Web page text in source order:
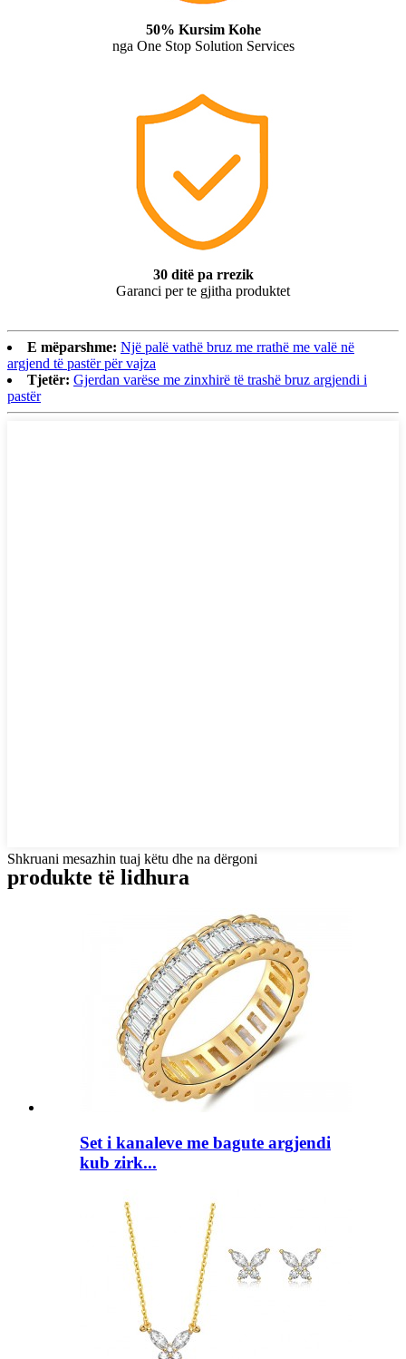
50% Kursim Kohe
nga One Stop Solution Services
30 ditë pa rrezik
Garanci per te gjitha produktet
E mëparshme: Një palë vathë bruz me rrathë me valë në
argjend të pastër për vajza
Tjetër: Gjerdan varëse me zinxhirë të trashë bruz argjendi i
pastër
Shkruani mesazhin tuaj këtu dhe na dërgoni
produkte të lidhura
Set i kanaleve me bagute argjendi
kub zirk...